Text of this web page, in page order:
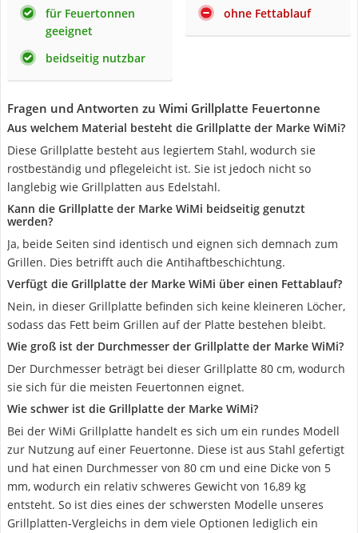
für Feuertonnen
geeignet
beidseitig nutzbar
ohne Fettablauf
Fragen und Antworten zu Wimi Grillplatte Feuertonne
Aus welchem Material besteht die Grillplatte der Marke WiMi?
Diese Grillplatte besteht aus legiertem Stahl, wodurch sie
rostbeständig und pflegeleicht ist. Sie ist jedoch nicht so
langlebig wie Grillplatten aus Edelstahl.
Kann die Grillplatte der Marke WiMi beidseitig genutzt
werden?
Ja, beide Seiten sind identisch und eignen sich demnach zum
Grillen. Dies betrifft auch die Antihaftbeschichtung.
Verfügt die Grillplatte der Marke WiMi über einen Fettablauf?
Nein, in dieser Grillplatte befinden sich keine kleineren Löcher,
sodass das Fett beim Grillen auf der Platte bestehen bleibt.
Wie groß ist der Durchmesser der Grillplatte der Marke WiMi?
Der Durchmesser beträgt bei dieser Grillplatte 80 cm, wodurch
sie sich für die meisten Feuertonnen eignet.
Wie schwer ist die Grillplatte der Marke WiMi?
Bei der WiMi Grillplatte handelt es sich um ein rundes Modell
zur Nutzung auf einer Feuertonne. Diese ist aus Stahl gefertigt
und hat einen Durchmesser von 80 cm und eine Dicke von 5
mm, wodurch ein relativ schweres Gewicht von 16,89 kg
entsteht. So ist dies eines der schwersten Modelle unseres
Grillplatten-Vergleichs in dem viele Optionen lediglich ein